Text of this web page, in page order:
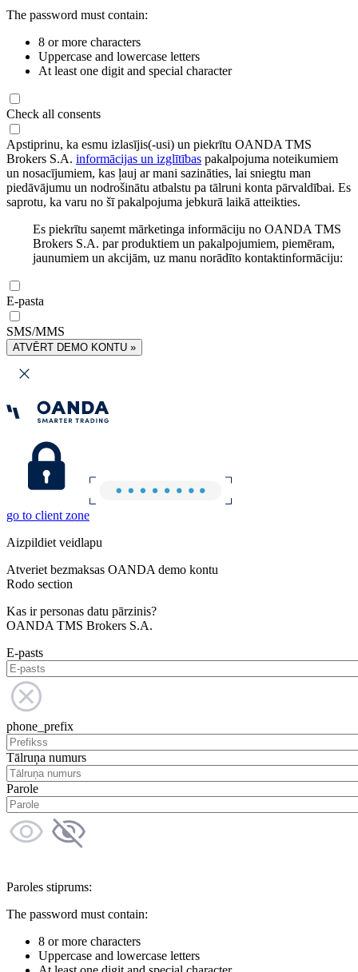
The password must contain:
8 or more characters
Uppercase and lowercase letters
At least one digit and special character
Check all consents
Apstiprinu, ka esmu izlasījis(-usi) un piekrītu OANDA TMS
Brokers S.A. informācijas un izglītības pakalpojuma noteikumiem
un nosacījumiem, kas ļauj ar mani sazināties, lai sniegtu man
piedāvājumu un nodrošinātu atbalstu pa tālruni konta pārvaldībai. Es
saprotu, ka varu no šī pakalpojuma jebkurā laikā atteikties.
Es piekrītu saņemt mārketinga informāciju no OANDA TMS
Brokers S.A. par produktiem un pakalpojumiem, piemēram,
jaunumiem un akcijām, uz manu norādīto kontaktinformāciju:
E-pasta
SMS/MMS
ATVĒRT DEMO KONTU »
go to client zone
Aizpildiet veidlapu
Atveriet bezmaksas OANDA demo kontu
Rodo section
Kas ir personas datu pārzinis?
OANDA TMS Brokers S.A.
E-pasts
phone_prefix
Tālruņa numurs
Parole
Paroles stiprums:
The password must contain:
8 or more characters
Uppercase and lowercase letters